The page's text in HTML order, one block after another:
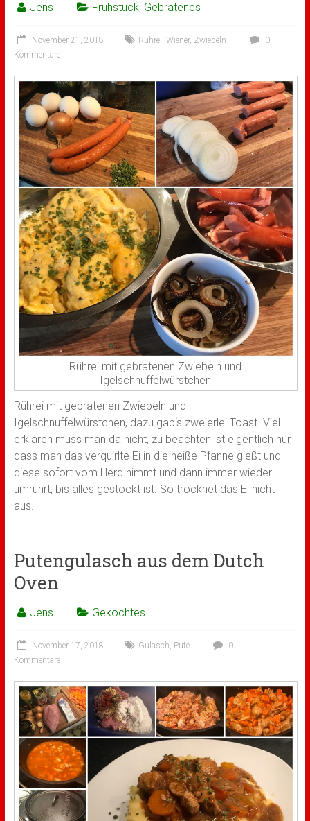
Jens Frühstück, Gebratenes
November 21, 2018 Rührei, Wiener, Zwiebeln
0
Kommentare
Rührei mit gebratenen Zwiebeln und
Igelschnuffelwürstchen
Rührei mit gebratenen Zwiebeln und
Igelschnuffelwürstchen, dazu gab‘s zweierlei Toast. Viel
erklären muss man da nicht, zu beachten ist eigentlich nur,
dass man das verquirlte Ei in die heiße Pfanne gießt und
diese sofort vom Herd nimmt und dann immer wieder
umrührt, bis alles gestockt ist. So trocknet das Ei nicht
aus.
Putengulasch aus dem Dutch
Oven
Jens Gekochtes
November 17, 2018 Gulasch, Pute
0
Kommentare